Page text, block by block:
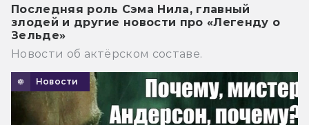
Последняя роль Сэма Нила, главный
злодей и другие новости про «Легенду о
Зельде»
Новости об актёрском составе.
Новости